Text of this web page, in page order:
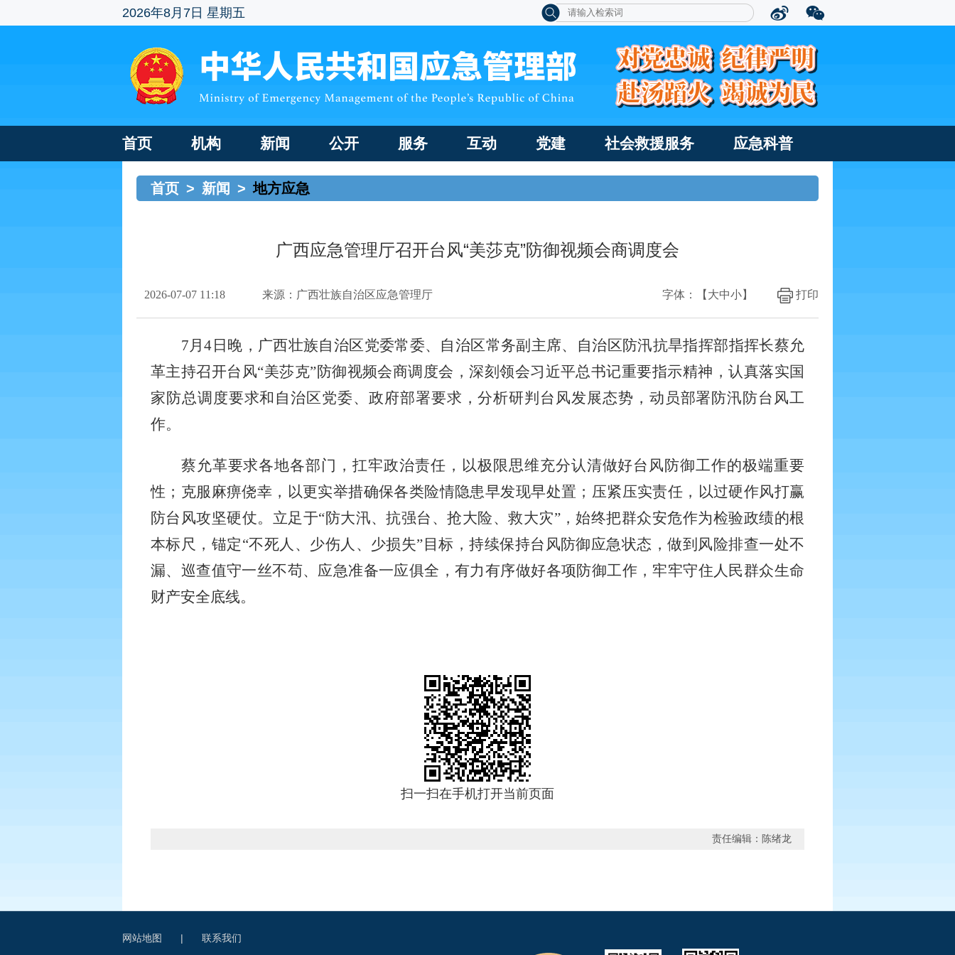
2026年8月7日 星期五
首页 机构 新闻 公开 服务 互动 党建 社会救援服务 应急科普
首页 > 新闻 > 地方应急
广西应急管理厅召开台风“美莎克”防御视频会商调度会
2026-07-07 11:18 来源：广西壮族自治区应急管理厅 打印
字体：【 大中小】
7月4日晚，广西壮族自治区党委常委、自治区常务副主席、自治区防汛抗旱指挥部指挥长蔡允
革主持召开台风“美莎克”防御视频会商调度会，深刻领会习近平总书记重要指示精神，认真落实国
家防总调度要求和自治区党委、政府部署要求，分析研判台风发展态势，动员部署防汛防台风工
作。
蔡允革要求各地各部门，扛牢政治责任，以极限思维充分认清做好台风防御工作的极端重要
性；克服麻痹侥幸，以更实举措确保各类险情隐患早发现早处置；压紧压实责任，以过硬作风打赢
防台风攻坚硬仗。立足于“防大汛、抗强台、抢大险、救大灾”，始终把群众安危作为检验政绩的根
本标尺，锚定“不死人、少伤人、少损失”目标，持续保持台风防御应急状态，做到风险排查一处不
漏、巡查值守一丝不苟、应急准备一应俱全，有力有序做好各项防御工作，牢牢守住人民群众生命
财产安全底线。
扫一扫在手机打开当前页面
责任编辑：陈绪龙
网站地图 | 联系我们